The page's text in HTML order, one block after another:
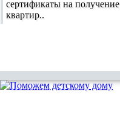
сертификаты на получение
квартир..